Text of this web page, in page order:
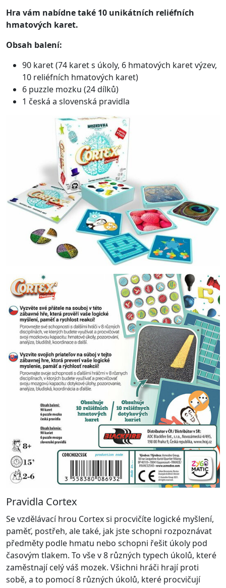
Hra vám nabídne také 10 unikátních reliéfních
hmatových karet.
Obsah balení:
90 karet (74 karet s úkoly, 6 hmatových karet výzev,
10 reliéfních hmatových karet)
6 puzzle mozku (24 dílků)
1 česká a slovenská pravidla
Pravidla Cortex
Se vzdělávací hrou Cortex si procvičíte logické myšlení,
paměť, postřeh, ale také, jak jste schopni rozpoznávat
předměty podle hmatu nebo schopni řešit úkoly pod
časovým tlakem. To vše v 8 různých typech úkolů, které
zaměstnají celý váš mozek. Všichni hráči hrají proti
sobě, a to pomocí 8 různých úkolů, které procvičují